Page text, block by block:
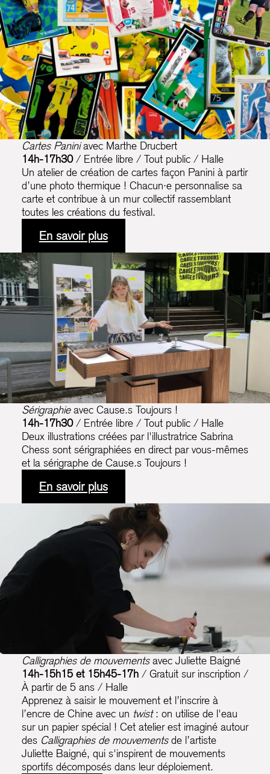
Cartes Paniniavec Marthe Drucbert
14h-17h30/ Entrée libre / Tout public / Halle
Un atelier de création de cartes façon Panini à partir
d’une photo thermique ! Chacun·e personnalise sa
carte et contribue à un mur collectif rassemblant
toutes les créations du festival.
En savoir plus
Sérigraphieavec Cause.s Toujours !
14h-17h30/ Entrée libre / Tout public / Halle
Deux illustrations créées par l'illustratrice Sabrina
Chess sont sérigraphiées en direct par vous-mêmes
et la sérigraphe de Cause.s Toujours !
En savoir plus
Calligraphies de mouvementsavec Juliette Baigné
14h-15h15 et 15h45-17h/ Gratuit sur inscription /
À partir de 5 ans / Halle
Apprenez à saisir le mouvement et l’inscrire à
l’encre de Chine avec un twist: on utilise de l'eau
sur un papier spécial ! Cet atelier est imaginé autour
des Calligraphies de mouvementsde l’artiste
Juliette Baigné, qui s'inspirent de mouvements
sportifs décomposés dans leur déploiement.